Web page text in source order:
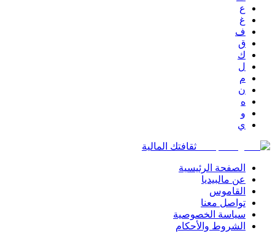
ع
غ
ف
ق
ك
ل
م
ن
ه
و
ي
ثقافتك المالية
الصفحة الرئيسية
عن مالبيديا
القاموس
تواصل معنا
سياسة الخصوصية
الشروط والأحكام